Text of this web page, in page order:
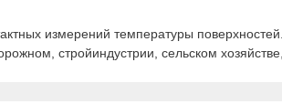
измерений температуры
стройиндустрии, сельском